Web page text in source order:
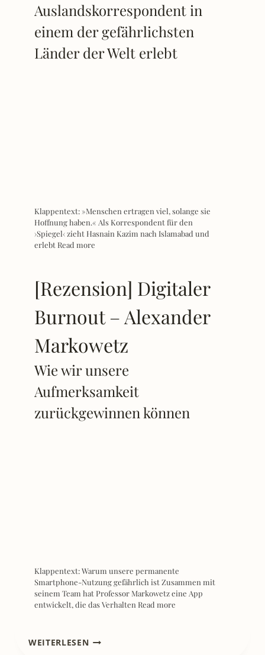
Auslandskorrespondent in
einem der gefährlichsten
Länder der Welt erlebt
Klappentext: »Menschen ertragen viel, solange sie
Hoffnung haben.« Als Korrespondent für den
›Spiegel‹ zieht Hasnain Kazim nach Islamabad und
erlebt Read more
[Rezension] Digitaler
Burnout – Alexander
Markowetz
Wie wir unsere
Aufmerksamkeit
zurückgewinnen können
Klappentext: Warum unsere permanente
Smartphone-Nutzung gefährlich ist Zusammen mit
seinem Team hat Professor Markowetz eine App
entwickelt, die das Verhalten Read more
WEITERLESEN[REZENSION]